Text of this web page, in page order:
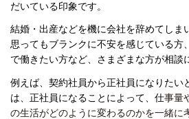
だいている印象です。
結婚・出産などを機に会社を辞めてしま
思ってもブランクに不安を感じている方
で働きたい方など、さまざまな方が相談
例えば、契約社員から正社員になりたい
は、正社員になることによって、仕事量
の生活がどのように変わるのかを一緒に